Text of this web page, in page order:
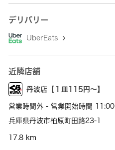
デリバリー
UberEats
近隣店舗
丹波店【１皿115円～】
営業時間外 - 営業開始時間 11:00
兵庫県丹波市柏原町田路23-1
17.8 km